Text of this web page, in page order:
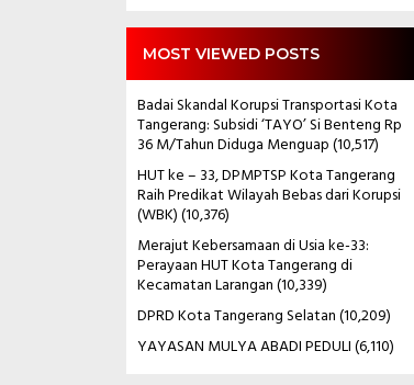
MOST VIEWED POSTS
Badai Skandal Korupsi Transportasi Kota
Tangerang: Subsidi ‘TAYO’ Si Benteng Rp
36 M/Tahun Diduga Menguap(10,517)
HUT ke – 33, DPMPTSP Kota Tangerang
Raih Predikat Wilayah Bebas dari Korupsi
(WBK)(10,376)
Merajut Kebersamaan di Usia ke-33:
Perayaan HUT Kota Tangerang di
Kecamatan Larangan(10,339)
DPRD Kota Tangerang Selatan(10,209)
YAYASAN MULYA ABADI PEDULI(6,110)